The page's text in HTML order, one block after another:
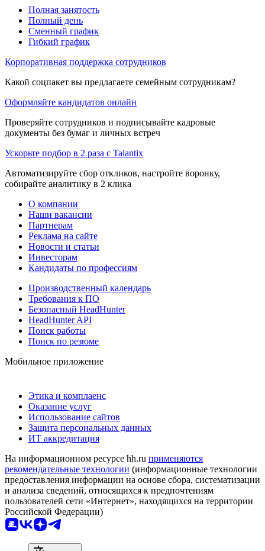
Полная занятость
Полный день
Сменный график
Гибкий график
Корпоративная поддержка сотрудников
Какой соцпакет вы предлагаете семейным сотрудникам?
Оформляйте кандидатов онлайн
Проверяйте сотрудников и подписывайте кадровые
документы без бумаг и личных встреч
Ускорьте подбор в 2 раза с Talantix
Автоматизируйте сбор откликов, настройте воронку,
собирайте аналитику в 2 клика
О компании
Наши вакансии
Партнерам
Реклама на сайте
Новости и статьи
Инвесторам
Кандидаты по профессиям
Производственный календарь
Требования к ПО
Безопасный HeadHunter
HeadHunter API
Поиск работы
Поиск по резюме
Мобильное приложение
Этика и комплаенс
Оказание услуг
Использование сайтов
Защита персональных данных
ИТ аккредитация
На информационном ресурсе hh.ru применяются
рекомендательные технологии (информационные технологии
предоставления информации на основе сбора, систематизации
и анализа сведений, относящихся к предпочтениям
пользователей сети «Интернет», находящихся на территории
Российской Федерации)